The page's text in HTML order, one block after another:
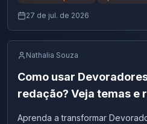
27 de jul. de 2026
Nathalia Souza
Como usar
redação? Veja temas e
Aprenda a transformar